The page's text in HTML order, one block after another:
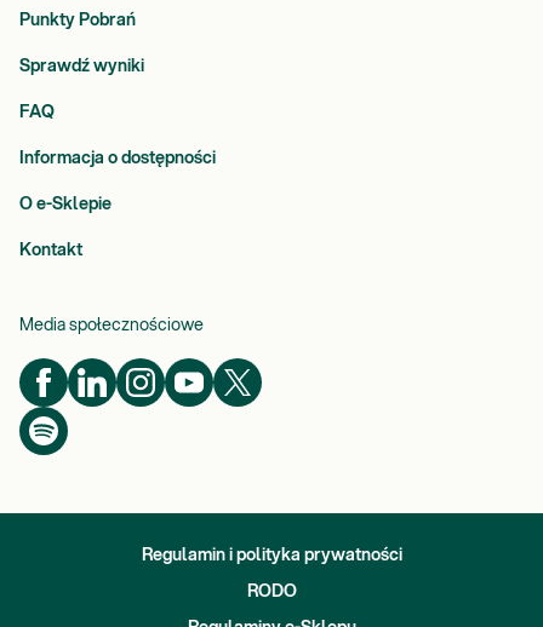
Punkty Pobrań
Sprawdź wyniki
FAQ
Informacja o dostępności
O e-Sklepie
Kontakt
Media społecznościowe
Regulamin i polityka prywatności
RODO